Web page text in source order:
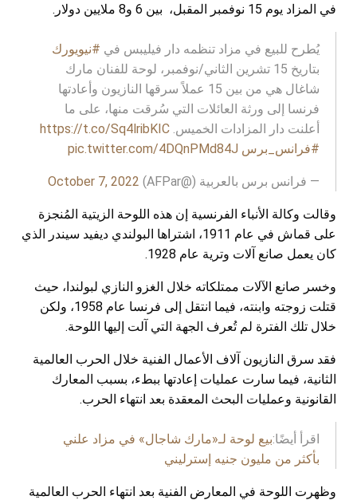
في المزاد يوم 15 نوفمبر المقبل، بين 6 و8 ملايين دولار.
يُطرح للبيع في مزاد تنظمه دار فيليبس في #نيويورك
بتاريخ 15 تشرين الثاني/نوفمبر، لوحة للفنان مارك
شاغال هي من بين 15 عملاً سرقها النازيون وأعادتها
فرنسا إلى ورثة العائلات التي سُرقت منها، على ما
أعلنت دار المزادات الخميس. https://t.co/Sq4lribKIC
#فرانس_برس pic.twitter.com/4DQnPMd84J
— فرانس برس بالعربية (@AFPar) October 7, 2022
وقالت وكالة الأنباء الفرنسية إن هذه اللوحة الزيتية المُنجزة
على قماش في عام 1911، اشتراها البولندي ديفيد سيندر الذي
كان يعمل صانع آلات وترية عام 1928.
وخسر صانع الآلات ممتلكاته خلال الغزو النازي لبولندا، حيث
قتلت زوجته وابنته، فيما انتقل إلى فرنسا عام 1958، ولكن
خلال تلك الفترة لم تُعرف الجهة التي آلت إليها اللوحة.
فقد سرق النازيون آلاف الأعمال الفنية خلال الحرب العالمية
الثانية، فيما سارت عمليات إعادتها ببطء، بسبب المعارك
القانونية وعمليات البحث المعقدة بعد انتهاء الحرب.
اقرأ أيضًا:بيع لوحة لـ«مارك شاجال» في مزاد علني
بأكثر من مليون جنيه إسترليني
وظهرت اللوحة في المعارض الفنية بعد انتهاء الحرب العالمية